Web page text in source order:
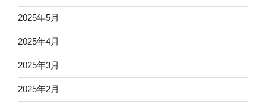
2025年5月
2025年4月
2025年3月
2025年2月